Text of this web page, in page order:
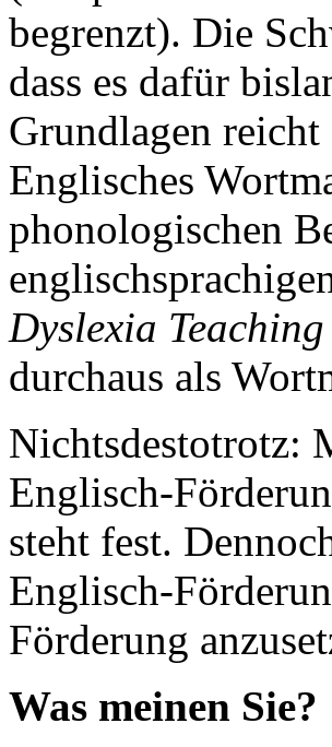
begrenzt). Die
dass es dafür
Grundlagen
Englisches
phonologischen
Dyslexia Teaching
durchaus als
Nichtsdestotrotz:
Englisch-
steht fest.
Englisch-
Förderung
Was meinen Sie?